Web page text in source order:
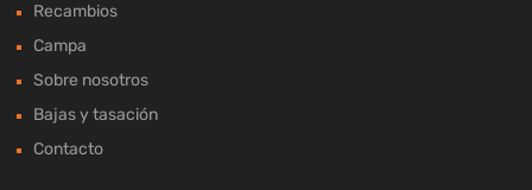
Recambios
Campa
Sobre nosotros
Bajas y tasación
Contacto